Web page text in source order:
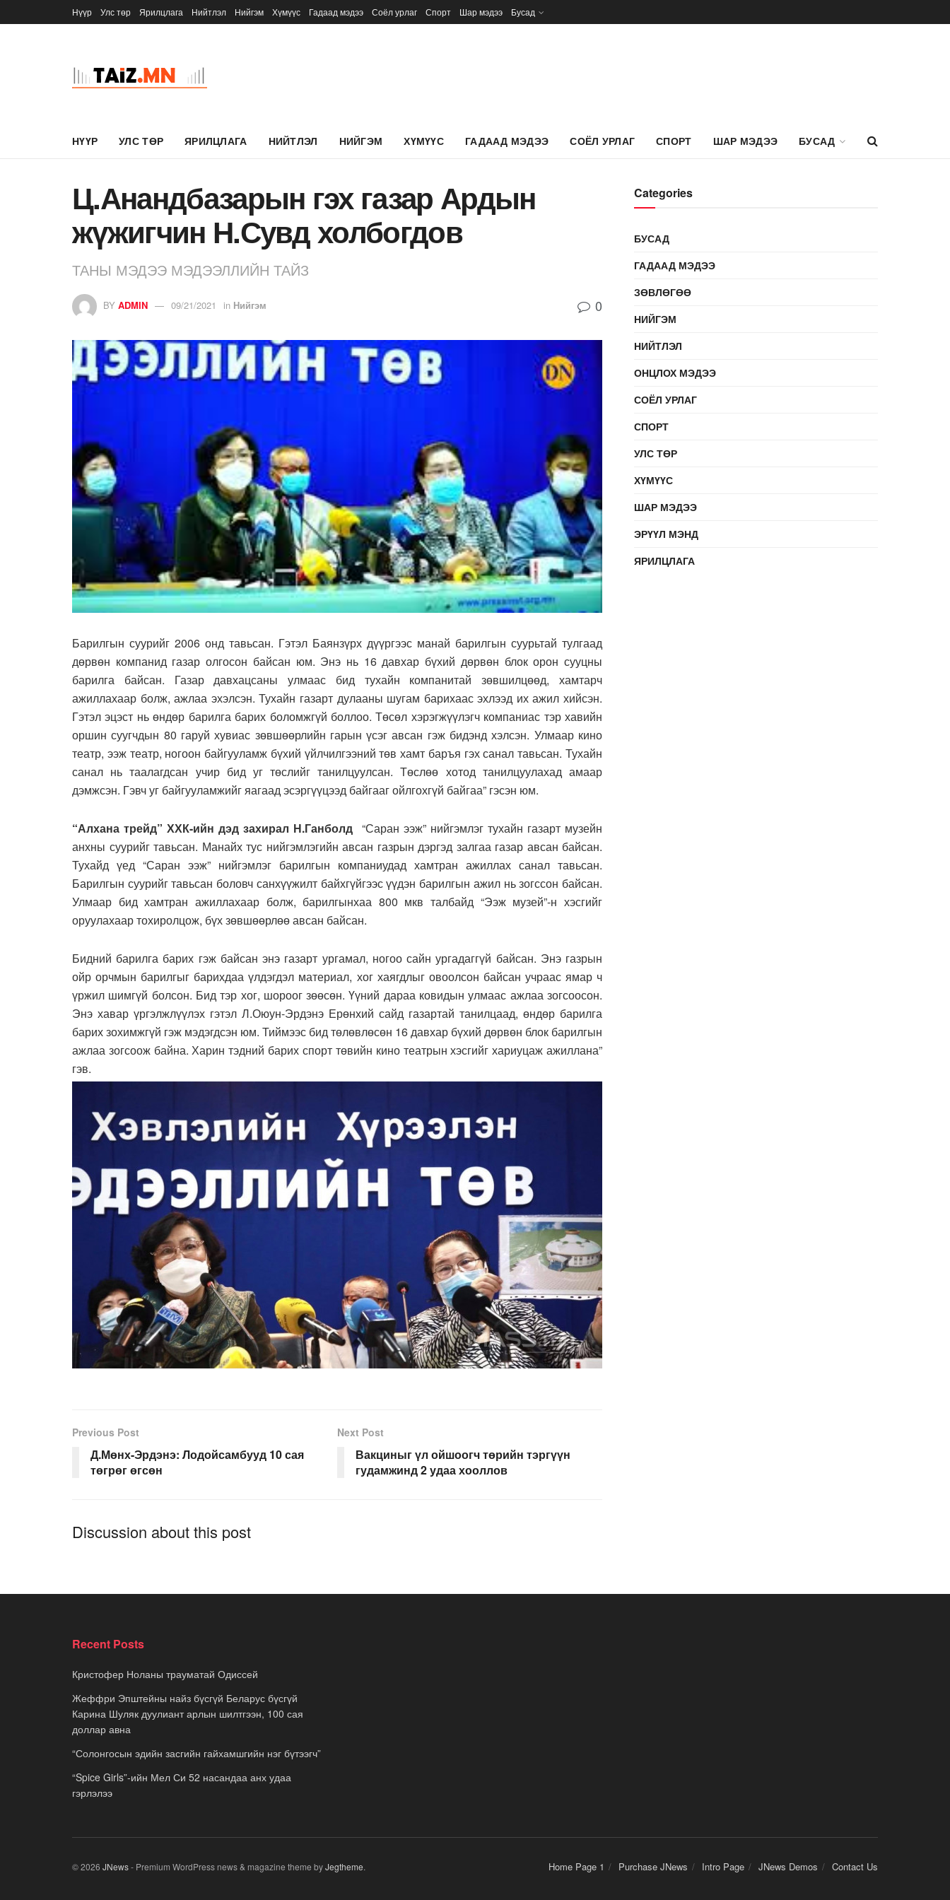
Нүүр Улс төр Ярилцлага Нийтлэл Нийгэм Хүмүүс Гадаад мэдээ Соёл урлаг Спорт Шар мэдээ Бусад
НҮҮР УЛС ТӨР ЯРИЛЦЛАГА НИЙТЛЭЛ НИЙГЭМ ХҮМҮҮС ГАДААД МЭДЭЭ СОЁЛ УРЛАГ СПОРТ ШАР МЭДЭЭ БУСАД
Ц.Анандбазарын гэх газар Ардын
жүжигчин Н.Сувд холбогдов
ТАНЫ МЭДЭЭ МЭДЭЭЛЛИЙН ТАЙЗ
BY ADMIN 09/21/2021 in Нийгэм 0
Барилгын суурийг 2006 онд тавьсан. Гэтэл Баянзүрх дүүргээс манай барилгын суурьтай тулгаад
дөрвөн компанид газар олгосон байсан юм. Энэ нь 16 давхар бүхий дөрвөн блок орон сууцны
барилга байсан. Газар давхацсаны улмаас бид тухайн компанитай зөвшилцөөд, хамтарч
ажиллахаар болж, ажлаа эхэлсэн. Тухайн газарт дулааны шугам барихаас эхлээд их ажил хийсэн.
Гэтэл эцэст нь өндөр барилга барих боломжгүй боллоо. Төсөл хэрэгжүүлэгч компаниас тэр хавийн
оршин суугчдын 80 гаруй хувиас зөвшөөрлийн гарын үсэг авсан гэж бидэнд хэлсэн. Улмаар кино
театр, ээж театр, ногоон байгууламж бүхий үйлчилгээний төв хамт баръя гэх санал тавьсан. Тухайн
санал нь таалагдсан учир бид уг төслийг танилцуулсан. Төслөө хотод танилцуулахад амаар
дэмжсэн. Гэвч уг байгууламжийг яагаад эсэргүүцээд байгааг ойлгохгүй байгаа” гэсэн юм.
“Алхана трейд” ХХК-ийн дэд захирал Н.Ганболд “Саран ээж” нийгэмлэг тухайн газарт музейн
анхны суурийг тавьсан. Манайх тус нийгэмлэгийн авсан газрын дэргэд залгаа газар авсан байсан.
Тухайд үед “Саран ээж” нийгэмлэг барилгын компаниудад хамтран ажиллах санал тавьсан.
Барилгын суурийг тавьсан боловч санхүүжилт байхгүйгээс үүдэн барилгын ажил нь зогссон байсан.
Улмаар бид хамтран ажиллахаар болж, барилгынхаа 800 мкв талбайд “Ээж музей”-н хэсгийг
оруулахаар тохиролцож, бүх зөвшөөрлөө авсан байсан.
Бидний барилга барих гэж байсан энэ газарт ургамал, ногоо сайн ургадаггүй байсан. Энэ газрын
ойр орчмын барилгыг барихдаа үлдэгдэл материал, хог хаягдлыг овоолсон байсан учраас ямар ч
үржил шимгүй болсон. Бид тэр хог, шороог зөөсөн. Үүний дараа ковидын улмаас ажлаа зогсоосон.
Энэ хавар үргэлжлүүлэх гэтэл Л.Оюун-Эрдэнэ Ерөнхий сайд газартай танилцаад, өндөр барилга
барих зохимжгүй гэж мэдэгдсэн юм. Тиймээс бид төлөвлөсөн 16 давхар бүхий дөрвөн блок барилгын
ажлаа зогсоож байна. Харин тэдний барих спорт төвийн кино театрын хэсгийг хариуцаж ажиллана”
гэв.
Previous Post
Д.Мөнх-Эрдэнэ: Лодойсамбууд 10 сая
төгрөг өгсөн
Next Post
Вакциныг үл ойшоогч төрийн тэргүүн
гудамжинд 2 удаа хооллов
Discussion about this post
Categories
БУСАД
ГАДААД МЭДЭЭ
ЗӨВЛӨГӨӨ
НИЙГЭМ
НИЙТЛЭЛ
ОНЦЛОХ МЭДЭЭ
СОЁЛ УРЛАГ
СПОРТ
УЛС ТӨР
ХҮМҮҮС
ШАР МЭДЭЭ
ЭРҮҮЛ МЭНД
ЯРИЛЦЛАГА
Recent Posts
Кристофер Ноланы трауматай Одиссей
Жеффри Эпштейны найз бүсгүй Беларус бүсгүй
Карина Шуляк дуулиант арлын шилтгээн, 100 сая
доллар авна
“Солонгосын эдийн засгийн гайхамшгийн нэг бүтээгч”
“Spice Girls”-ийн Мел Си 52 насандаа анх удаа
гэрлэлээ
Home Page 1 Purchase JNews Intro Page JNews Demos Contact Us
© 2026 JNews- Premium WordPress news & magazine theme byJegtheme.